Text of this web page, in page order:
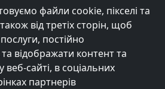
файли cookie, пікселі та
також від третіх сторін, щоб
постійно
відображати контент та
сайті, в соціальних
партнерів